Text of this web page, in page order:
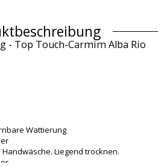
- Top Touch-Carmim Alba Rio
Wattierung
Liegend trocknen.